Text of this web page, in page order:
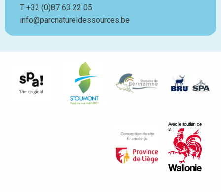
T Téléphone
+32 (0)87 63 22 05
info@parcnatureldessources.be